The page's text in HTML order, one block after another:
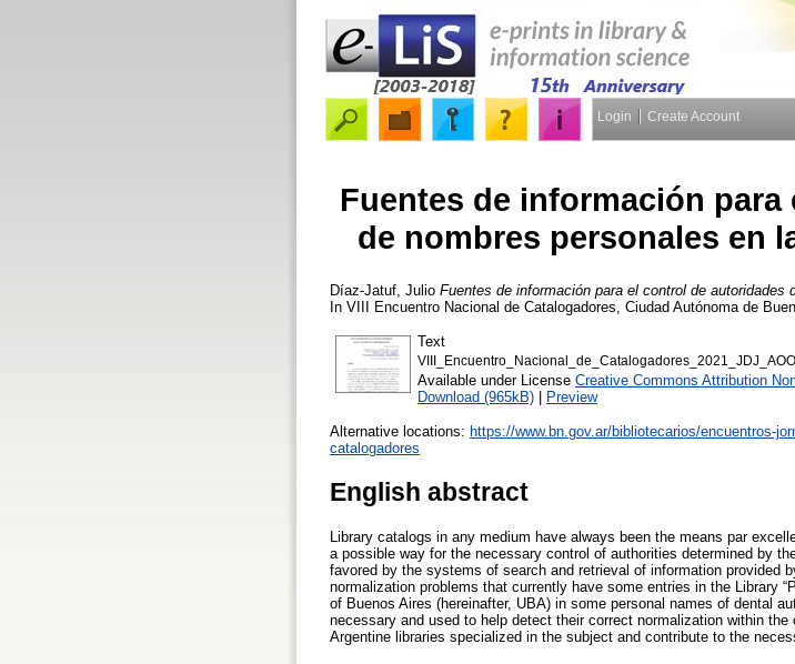
Login Create Account
Fuentes de información
de nombres personales en
Díaz-Jatuf, Julio Fuentes de información para el control de autoridades
In VIII Encuentro Nacional de Catalogadores, Ciudad Autónoma de
Text
Available under License Creative Commons Attribution
Download (965kB) | Preview
Alternative locations: https://www.bn.gov.ar/bibliotecarios/encuentros-
catalogadores
English abstract
Library catalogs in any medium have always been the means par
a possible way for the necessary control of authorities determined by
favored by the systems of search and retrieval of information provided
normalization problems that currently have some entries in the Library
of Buenos Aires (hereinafter, UBA) in some personal names of dental
necessary and used to help detect their correct normalization within
Argentine libraries specialized in the subject and contribute to the